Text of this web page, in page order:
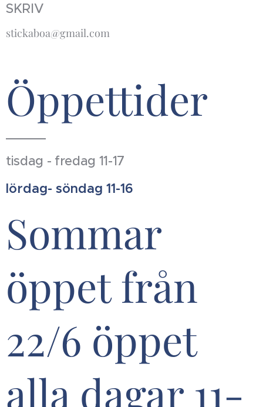
SKRIV
stickaboa@gmail.com
Öppettider
tisdag - fredag 11-17
lördag- söndag 11-16
Sommar
öppet från
22/6 öppet
alla dagar 11-